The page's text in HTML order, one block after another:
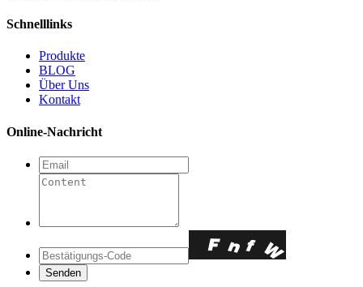
Schnelllinks
Produkte
BLOG
Über Uns
Kontakt
Online-Nachricht